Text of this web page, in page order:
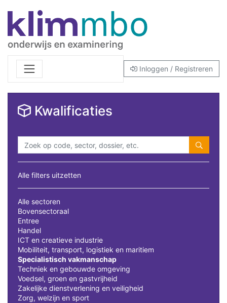
Inloggen / Registreren
Kwalificaties
Alle filters uitzetten
Alle sectoren
Bovensectoraal
Entree
Handel
ICT en creatieve industrie
Mobiliteit, transport, logistiek en maritiem
Specialistisch vakmanschap
Techniek en gebouwde omgeving
Voedsel, groen en gastvrijheid
Zakelijke dienstverlening en veiligheid
Zorg, welzijn en sport